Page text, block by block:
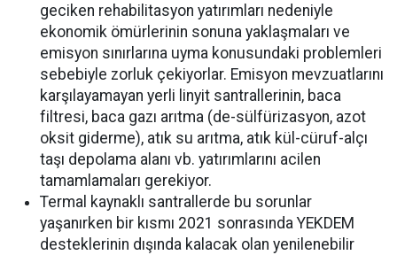
geciken rehabilitasyon yatırımları nedeniyle
ekonomik ömürlerinin sonuna yaklaşmaları ve
emisyon sınırlarına uyma konusundaki problemleri
sebebiyle zorluk çekiyorlar. Emisyon mevzuatlarını
karşılayamayan yerli linyit santrallerinin, baca
filtresi, baca gazı arıtma (de-sülfürizasyon, azot
oksit giderme), atık su arıtma, atık kül-cüruf-alçı
taşı depolama alanı vb. yatırımlarını acilen
tamamlamaları gerekiyor.
Termal kaynaklı santrallerde bu sorunlar
yaşanırken bir kısmı 2021 sonrasında YEKDEM
desteklerinin dışında kalacak olan yenilenebilir